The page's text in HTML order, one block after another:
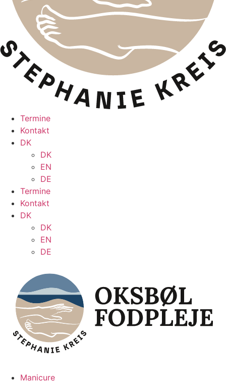
Termine
Kontakt
DK
DK
EN
DE
Termine
Kontakt
DK
DK
EN
DE
Manicure